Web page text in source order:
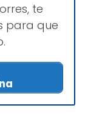
te
para que